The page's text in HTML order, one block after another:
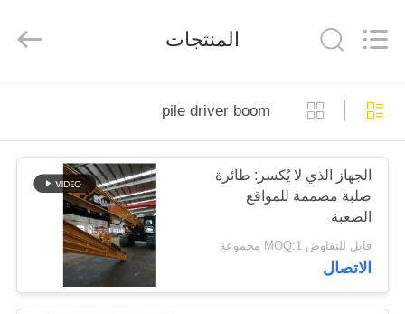
مسكن
منتجات
عرض
الواقع
الافتراضي
Machinery
Co.,
المنتجات
pile driver boom
الجهاز الذي لا يُكسر: طائرة
صلبة مصممة للمواقع
الصعبة
قابل للتفاوض MOQ:1 مجموعة
الاتصال